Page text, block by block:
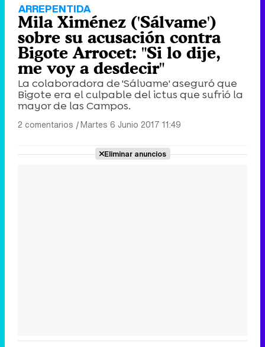
ARREPENTIDA
Mila Ximénez ('Sálvame')
sobre su acusación contra
Bigote Arrocet: "Si lo dije,
me voy a desdecir"
La colaboradora de 'Sálvame' aseguró que
Bigote era el culpable del ictus que sufrió la
mayor de las Campos.
2 comentarios |Martes 6 Junio 2017 11:49
Eliminar anuncios